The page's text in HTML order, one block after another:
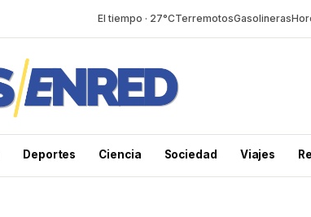
El tiempo · 27°CTerremotosGasolineras
Deportes Ciencia Sociedad Viajes